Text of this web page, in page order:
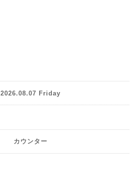
2026.08.07 Friday
カウンター